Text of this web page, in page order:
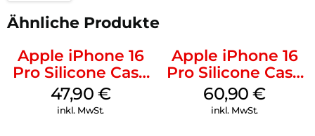
Ähnliche Produkte
Apple iPhone 16
Pro Silicone Case
MagSafe Denim
47,90 €
inkl. MwSt.
Apple iPhone 16
Pro Silicone Case
MagSafe Stone
Gray
60,90€
inkl. MwSt.